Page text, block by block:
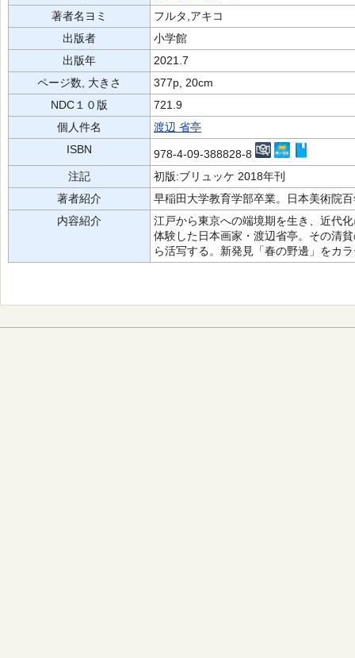
著者名ヨミ
フルタ,アキコ
出版者
小学館
出版年
2021.7
ページ数, 大きさ
377p, 20cm
NDC１０版
721.9
個人件名
渡辺 省亭
ISBN
978-4-09-388828-8
注記
初版:ブリュッケ 2018年刊
著者紹介
早稲田大学教育学部卒業。日本美術院
内容紹介
江戸から東京への端境期を生き、近代
体験した日本画家・渡辺省亭。その清
ら活写する。新発見「春の野邊」をカ